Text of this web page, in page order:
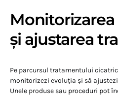
și ajustarea
Pe parcursul tratamentului
monitorizezi evoluția și să
Unele produse sau proceduri pot